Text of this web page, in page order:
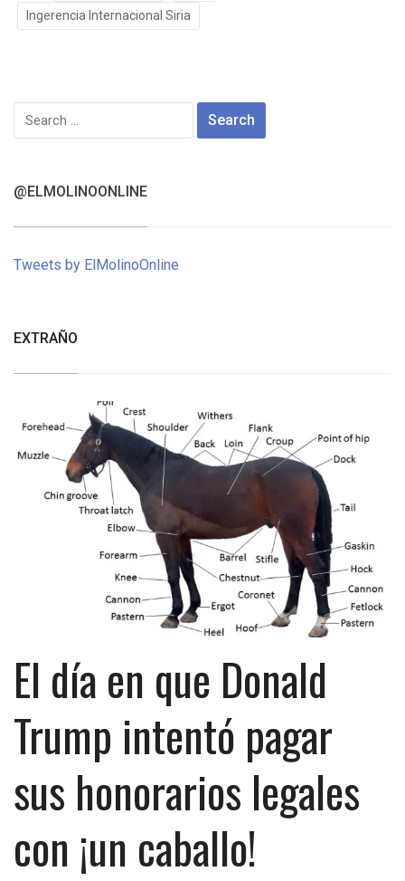
Ingerencia Internacional Siria
Search
for:
@ELMOLINOONLINE
Tweets by ElMolinoOnline
EXTRAÑO
El día en que Donald
Trump intentó pagar
sus honorarios legales
con ¡un caballo!